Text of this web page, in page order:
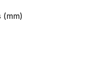
(mm)